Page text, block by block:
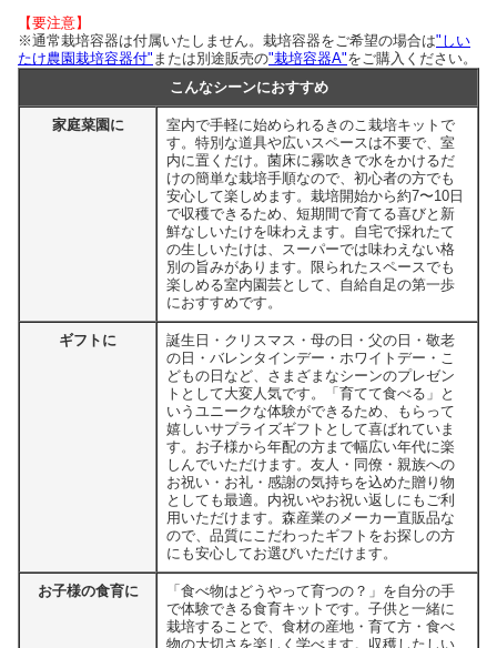
【要注意】
※通常栽培容器は付属いたしません。栽培容器をご希望の場合は"しい
たけ農園栽培容器付" または別途販売の"栽培容器A"をご購入ください。
こんなシーンにおすすめ
家庭菜園に
室内で手軽に始められるきのこ栽培キットで
す。特別な道具や広いスペースは不要で、室
内に置くだけ。菌床に霧吹きで水をかけるだ
けの簡単な栽培手順なので、初心者の方でも
安心して楽しめます。栽培開始から約7〜10日
で収穫できるため、短期間で育てる喜びと新
鮮なしいたけを味わえます。自宅で採れたて
の生しいたけは、スーパーでは味わえない格
別の旨みがあります。限られたスペースでも
楽しめる室内園芸として、自給自足の第一歩
におすすめです。
ギフトに
誕生日・クリスマス・母の日・父の日・敬老
の日・バレンタインデー・ホワイトデー・こ
どもの日など、さまざまなシーンのプレゼン
トとして大変人気です。「育てて食べる」と
いうユニークな体験ができるため、もらって
嬉しいサプライズギフトとして喜ばれていま
す。お子様から年配の方まで幅広い年代に楽
しんでいただけます。友人・同僚・親族への
お祝い・お礼・感謝の気持ちを込めた贈り物
としても最適。内祝いやお祝い返しにもご利
用いただけます。森産業のメーカー直販品な
ので、品質にこだわったギフトをお探しの方
にも安心してお選びいただけます。
お子様の食育に
「食べ物はどうやって育つの？」を自分の手
で体験できる食育キットです。子供と一緒に
栽培することで、食材の産地・育て方・食べ
物の大切さを楽しく学べます。収穫したしい